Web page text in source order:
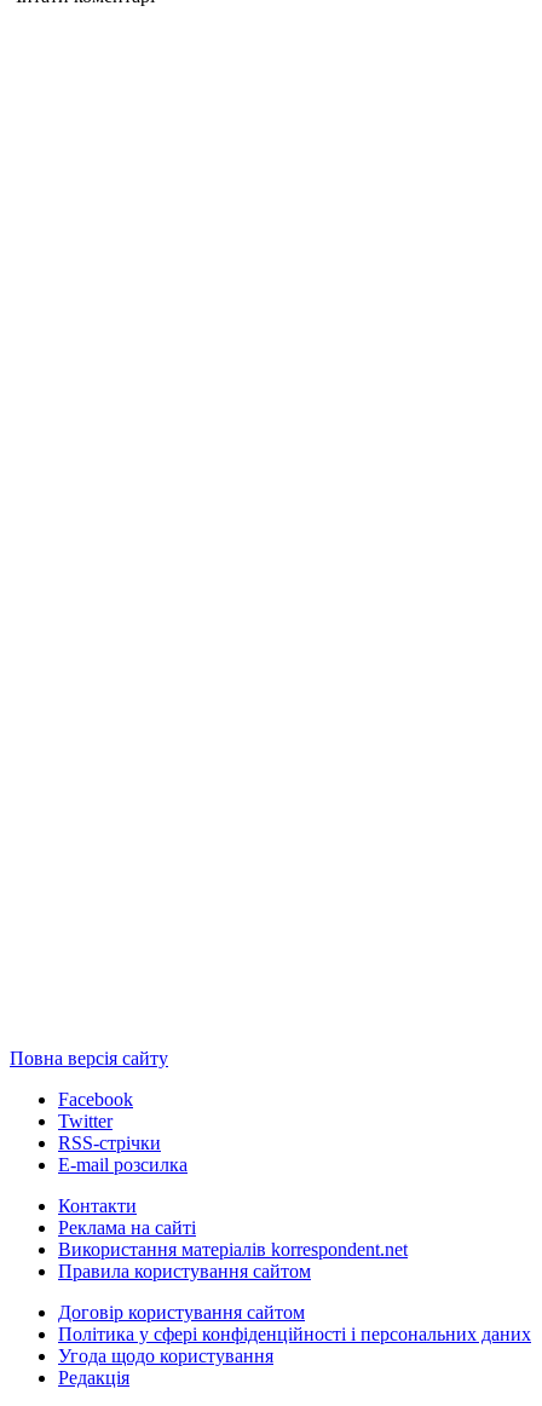
Повна версія сайту
Facebook
Twitter
RSS-стрічки
E-mail розсилка
Контакти
Реклама на сайті
Використання матеріалів korrespondent.net
Правила користування сайтом
Договір користування сайтом
Політика у сфері конфіденційності і персональних даних
Угода щодо користування
Редакція